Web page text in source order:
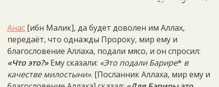
Анас [ибн Малик], да будет доволен им Аллах,
передаёт, что однажды Пророку, мир ему и
благословение Аллаха, подали мясо, и он спросил:
«Что это?»Ему сказали: «Это подали Барире* в
качестве милостыни». [Посланник Аллаха, мир ему и